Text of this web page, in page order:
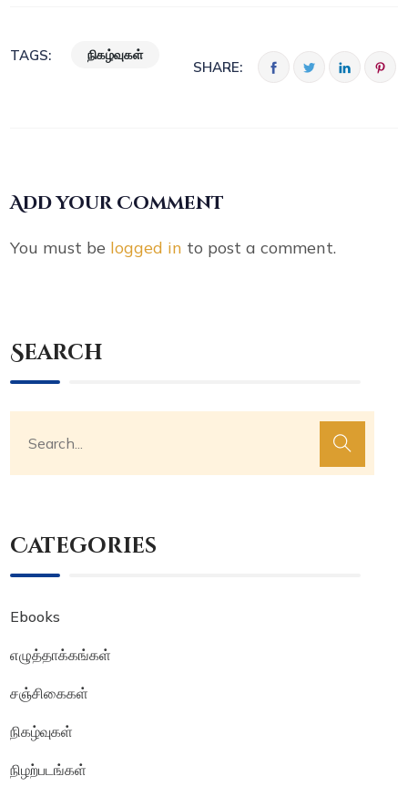
TAGS: நிகழ்வுகள்
SHARE:
Add your Comment
You must be logged in to post a comment.
Search
Categories
Ebooks
எழுத்தாக்கங்கள்
சஞ்சிகைகள்
நிகழ்வுகள்
நிழற்படங்கள்